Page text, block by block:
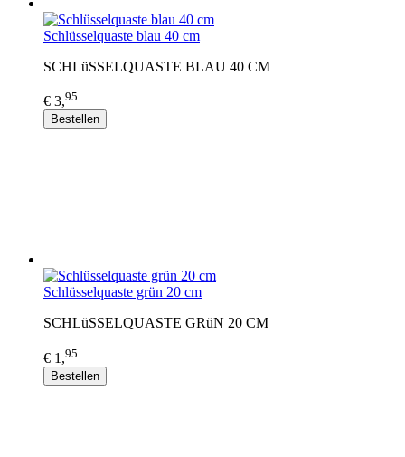
Schlüsselquaste blau 40 cm
SCHLüSSELQUASTE BLAU 40 CM
€ 3,95
Bestellen
Schlüsselquaste grün 20 cm
SCHLüSSELQUASTE GRüN 20 CM
€ 1,95
Bestellen